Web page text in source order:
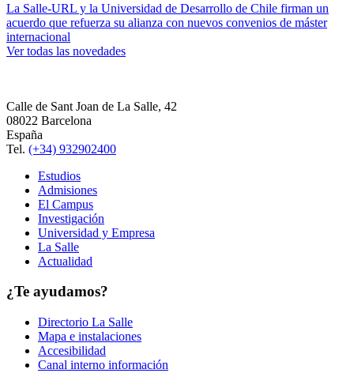
La Salle-URL y la Universidad de Desarrollo de Chile firman un
acuerdo que refuerza su alianza con nuevos convenios de máster
internacional
Ver todas las novedades
Calle de Sant Joan de La Salle, 42
08022 Barcelona
España
Tel. (+34) 932902400
Estudios
Admisiones
El Campus
Investigación
Universidad y Empresa
La Salle
Actualidad
¿Te ayudamos?
Directorio La Salle
Mapa e instalaciones
Accesibilidad
Canal interno información